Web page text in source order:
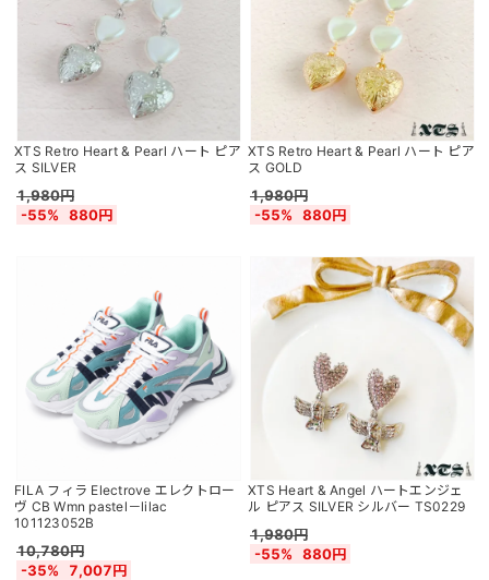
XTS Retro Heart & Pearl ハート ピア
ス SILVER
1,980円
-55%
880円
XTS Retro Heart & Pearl ハート ピア
ス GOLD
1,980円
-55%
880円
FILA フィラ Electrove エレクトロー
ヴ CB Wmn pastel－lilac
101123052B
10,780円
-35%
7,007円
XTS Heart & Angel ハートエンジェ
ル ピアス SILVER シルバー TS0229
1,980円
-55%
880円